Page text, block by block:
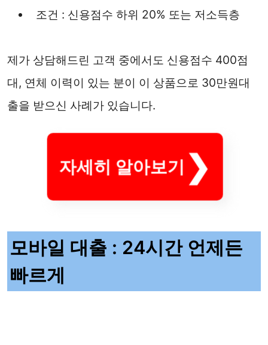
조건 : 신용점수 하위 20% 또는 저소득층
제가 상담해드린 고객 중에서도 신용점수 400점
대, 연체 이력이 있는 분이 이 상품으로 30만원대
출을 받으신 사례가 있습니다.
자세히 알아보기
모바일 대출 : 24시간 언제든
빠르게